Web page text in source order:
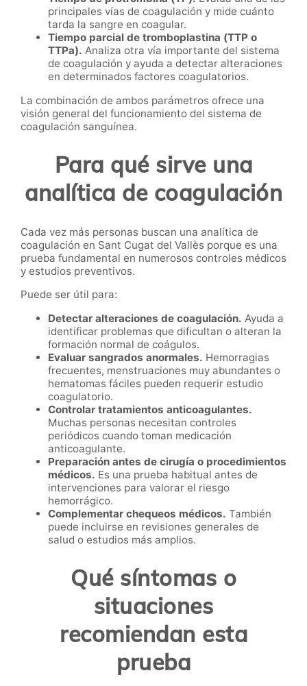
principales vías de coagulación y mide cuánto
tarda la sangre en coagular.
Tiempo parcial de tromboplastina (TTP o
TTPa). Analiza otra vía importante del sistema
de coagulación y ayuda a detectar alteraciones
en determinados factores coagulatorios.
La combinación de ambos parámetros ofrece una
visión general del funcionamiento del sistema de
coagulación sanguínea.
Para qué sirve una
analítica de coagulación
Cada vez más personas buscan una analítica de
coagulación en Sant Cugat del Vallès porque es una
prueba fundamental en numerosos controles médicos
y estudios preventivos.
Puede ser útil para:
Detectar alteraciones de coagulación. Ayuda a
identificar problemas que dificultan o alteran la
formación normal de coágulos.
Evaluar sangrados anormales. Hemorragias
frecuentes, menstruaciones muy abundantes o
hematomas fáciles pueden requerir estudio
coagulatorio.
Controlar tratamientos anticoagulantes.
Muchas personas necesitan controles
periódicos cuando toman medicación
anticoagulante.
Preparación antes de cirugía o procedimientos
médicos. Es una prueba habitual antes de
intervenciones para valorar el riesgo
hemorrágico.
Complementar chequeos médicos. También
puede incluirse en revisiones generales de
salud o estudios más amplios.
Qué síntomas o
situaciones
recomiendan esta
prueba